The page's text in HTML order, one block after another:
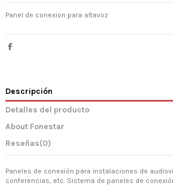
Panel de conexion para altavoz
Descripción
Detalles del producto
About Fonestar
Reseñas(0)
Paneles de conexión para instalaciones de
conferencias, etc. Sistema de paneles de